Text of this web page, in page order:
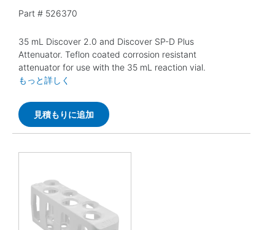
Part # 526370
35 mL Discover 2.0 and Discover SP-D Plus
Attenuator. Teflon coated corrosion resistant
attenuator for use with the 35 mL reaction vial.
もっと詳しく
見積もりに追加